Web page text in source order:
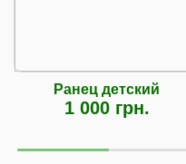
Ранец детский
1 000 грн.